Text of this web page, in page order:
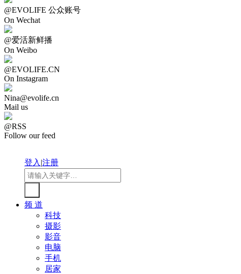
@EVOLIFE 公众账号
On Wechat
@爱活新鲜播
On Weibo
@EVOLIFE.CN
On Instagram
Nina@evolife.cn
Mail us
@RSS
Follow our feed
登入|注册
频 道
科技
摄影
影音
电脑
手机
居家